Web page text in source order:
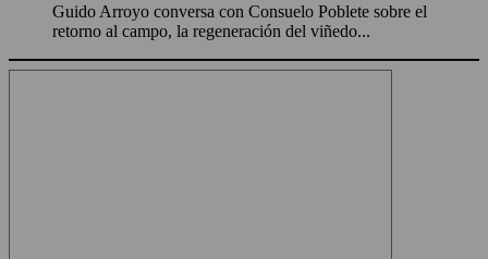
Guido Arroyo conversa con Consuelo Poblete sobre el
retorno al campo, la regeneración del viñedo...